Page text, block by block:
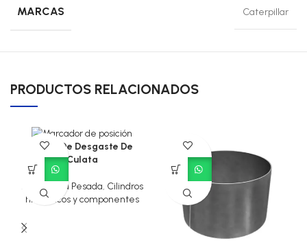
MARCAS Caterpillar
PRODUCTOS RELACIONADOS
Anillo De Desgaste De
Culata
Maquinaria Pesada, Cilindros
hidráulicos y componentes